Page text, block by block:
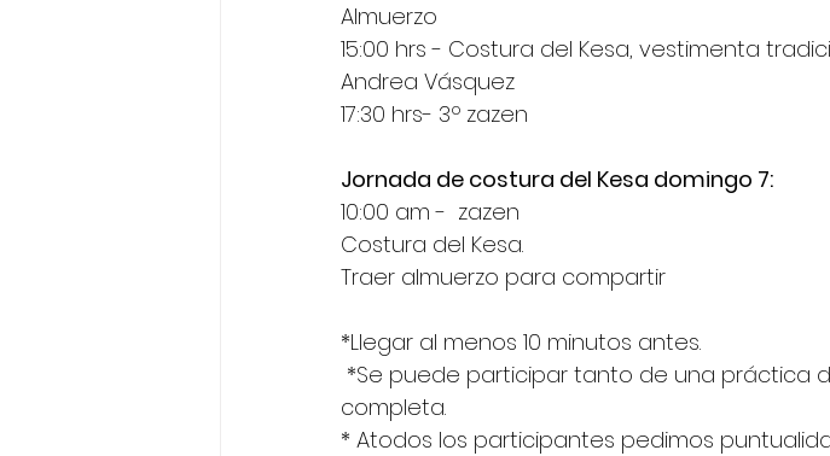
Almuerzo
15:00 hrs - Costura del Kesa, vestimenta
Andrea Vásquez
17:30 hrs- 3º zazen
Jornada de costura del Kesa domingo 7:
10:00 am -  zazen
Costura del Kesa.
Traer almuerzo para compartir
*Llegar al menos 10 minutos antes.
completa.
* Atodos los participantes pedimos